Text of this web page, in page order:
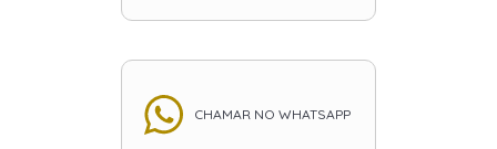
CHAMAR NO WHATSAPP